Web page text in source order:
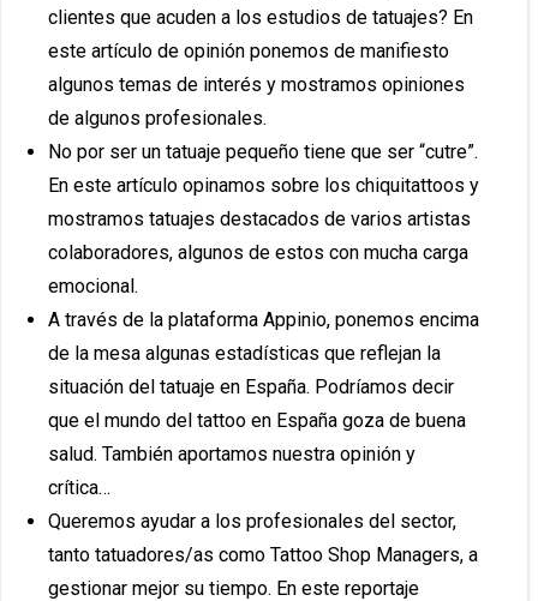
clientes que acuden a los estudios de tatuajes? En
este artículo de opinión ponemos de manifiesto
algunos temas de interés y mostramos opiniones
de algunos profesionales.
No por ser un tatuaje pequeño tiene que ser “cutre”.
En este artículo opinamos sobre los chiquitattoos y
mostramos tatuajes destacados de varios artistas
colaboradores, algunos de estos con mucha carga
emocional.
A través de la plataforma Appinio, ponemos encima
de la mesa algunas estadísticas que reflejan la
situación del tatuaje en España. Podríamos decir
que el mundo del tattoo en España goza de buena
salud. También aportamos nuestra opinión y
crítica…
Queremos ayudar a los profesionales del sector,
tanto tatuadores/as como Tattoo Shop Managers, a
gestionar mejor su tiempo. En este reportaje